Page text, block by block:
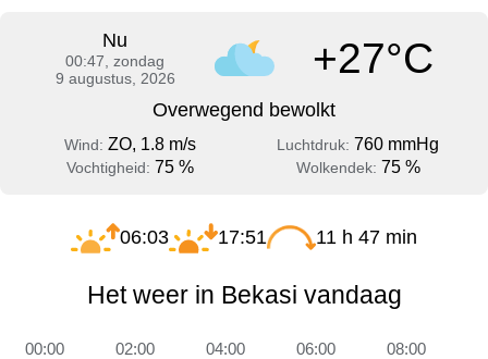
Nu
00:47, zondag
9 augustus, 2026
+27°C
Overwegend bewolkt
Wind: ZO, 1.8 m/s Luchtdruk: 760 mmHg
Vochtigheid: 75 % Wolkendek: 75 %
06:03 17:51 11 h 47 min
Het weer in Bekasi vandaag
00:00 02:00 04:00 06:00 08:00